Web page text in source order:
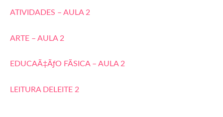
ATIVIDADES – AULA 2
ARTE – AULA 2
EDUCAÃ‡ÃƒO FÃSICA – AULA 2
LEITURA DELEITE 2